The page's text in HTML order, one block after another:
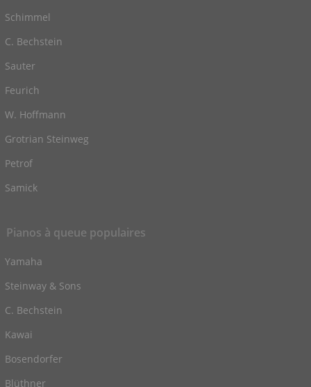
Schimmel
C. Bechstein
Sauter
Feurich
W. Hoffmann
Grotrian Steinweg
Petrof
Samick
Pianos à queue populaires
Yamaha
Steinway & Sons
C. Bechstein
Kawai
Bosendorfer
Blüthner